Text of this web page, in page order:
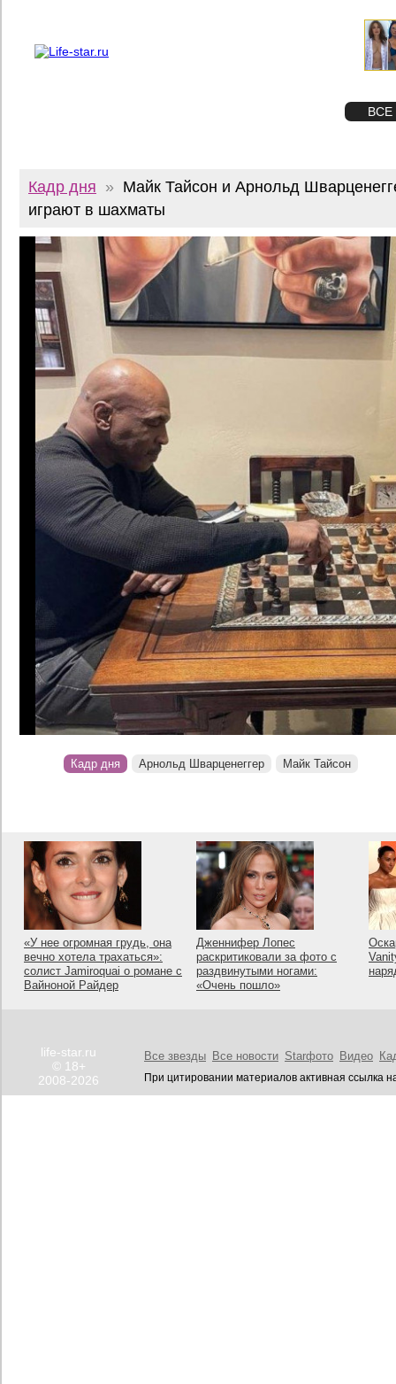
ВСЕ
Кадр дня » Майк Тайсон и Арнольд
играют в шахматы
Кадр дня Арнольд Шварценеггер Майк Тайсон
«У нее огромная грудь, она
вечно хотела трахаться»:
солист Jamiroquai о романе с
Вайноной Райдер
Дженнифер Лопес
раскритиковали за фото с
раздвинутыми ногами:
«Очень пошло»
life-star.ru
© 18+
2008-2026
Все звезды Все новости Starфото Видео
При цитировании материалов активная ссылка